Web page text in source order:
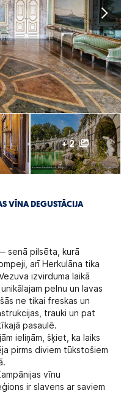
+ 2
VĪNA DEGUSTĀCIJA
senā pilsēta, kurā
arī Herkulāna tika
izvirduma laikā
pelnu un lavas
ne tikai freskas un
trauki un pat
pasaulē.
ieliņām, šķiet, ka laiks
pirms diviem tūkstošiem
vīnu
ir slavens ar saviem